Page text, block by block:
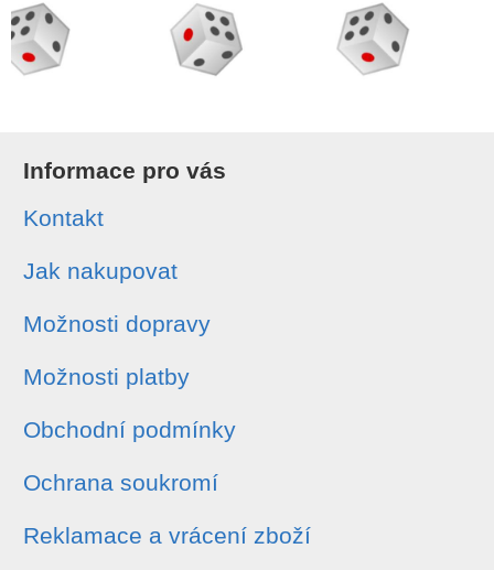
Informace pro vás
Kontakt
Jak nakupovat
Možnosti dopravy
Možnosti platby
Obchodní podmínky
Ochrana soukromí
Reklamace a vrácení zboží